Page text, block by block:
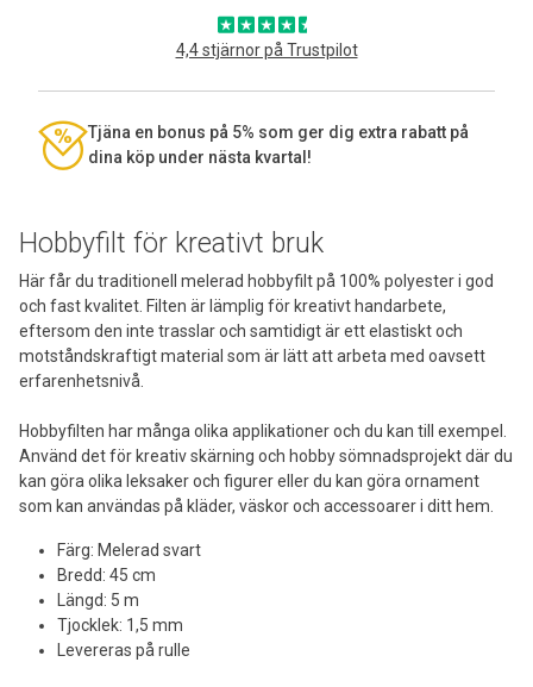
Hobbyfilt för kreativt bruk
Här får du traditionell melerad hobbyfilt på 100% polyester i god
och fast kvalitet. Filten är lämplig för kreativt handarbete,
eftersom den inte trasslar och samtidigt är ett elastiskt och
motståndskraftigt material som är lätt att arbeta med oavsett
erfarenhetsnivå.
Hobbyfilten har många olika applikationer och du kan till exempel.
Använd det för kreativ skärning och hobby sömnadsprojekt där du
kan göra olika leksaker och figurer eller du kan göra ornament
som kan användas på kläder, väskor och accessoarer i ditt hem.
Färg: Melerad svart
Bredd: 45 cm
Längd: 5 m
Tjocklek: 1,5 mm
Levereras på rulle
4,4 stjärnor på Trustpilot
Tjäna en bonus på 5% som ger dig extra rabatt på
dina köp under nästa kvartal!